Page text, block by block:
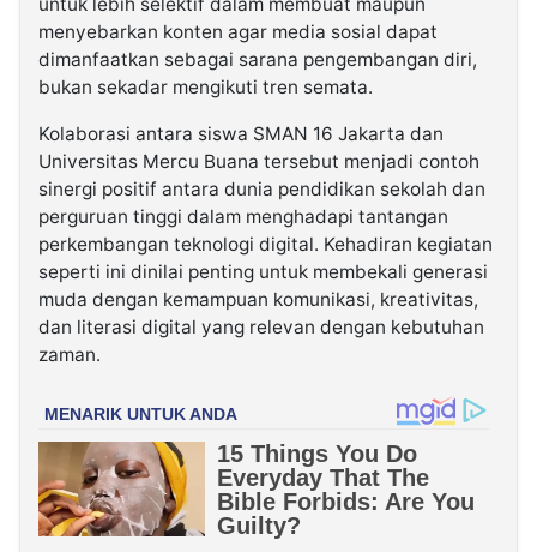
untuk lebih selektif dalam membuat maupun
menyebarkan konten agar media sosial dapat
dimanfaatkan sebagai sarana pengembangan diri,
bukan sekadar mengikuti tren semata.
Kolaborasi antara siswa SMAN 16 Jakarta dan
Universitas Mercu Buana tersebut menjadi contoh
sinergi positif antara dunia pendidikan sekolah dan
perguruan tinggi dalam menghadapi tantangan
perkembangan teknologi digital. Kehadiran kegiatan
seperti ini dinilai penting untuk membekali generasi
muda dengan kemampuan komunikasi, kreativitas,
dan literasi digital yang relevan dengan kebutuhan
zaman.